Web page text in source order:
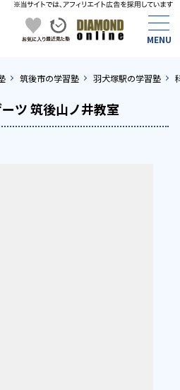
筑後市の学習塾 羽犬塚駅の学習塾
ツ 筑後山ノ井教室